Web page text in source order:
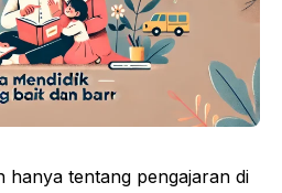
hanya tentang pengajaran di